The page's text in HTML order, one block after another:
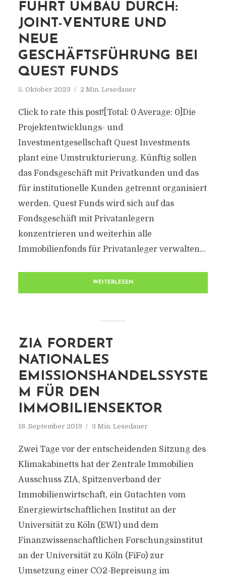
FÜHRT UMBAU DURCH:
JOINT-VENTURE UND
NEUE
GESCHÄFTSFÜHRUNG BEI
QUEST FUNDS
5. Oktober 2023 2 Min. Lesedauer
Click to rate this post![Total: 0 Average: 0]Die
Projektentwicklungs- und
Investmentgesellschaft Quest Investments
plant eine Umstrukturierung. Künftig sollen
das Fondsgeschäft mit Privatkunden und das
für institutionelle Kunden getrennt organisiert
werden. Quest Funds wird sich auf das
Fondsgeschäft mit Privatanlegern
konzentrieren und weiterhin alle
Immobilienfonds für Privatanleger verwalten...
WEITERLESEN
ZIA FORDERT
NATIONALES
EMISSIONSHANDELSSYSTE
M FÜR DEN
IMMOBILIENSEKTOR
18. September 2019 3 Min. Lesedauer
Zwei Tage vor der entscheidenden Sitzung des
Klimakabinetts hat der Zentrale Immobilien
Ausschuss ZIA, Spitzenverband der
Immobilienwirtschaft, ein Gutachten vom
Energiewirtschaftlichen Institut an der
Universität zu Köln (EWI) und dem
Finanzwissenschaftlichen Forschungsinstitut
an der Universität zu Köln (FiFo) zur
Umsetzung einer CO2-Bepreisung im